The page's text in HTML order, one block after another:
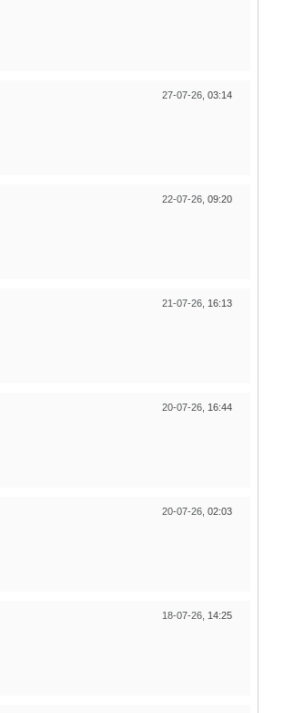
27-07-26, 03:14
22-07-26, 09:20
21-07-26, 16:13
20-07-26, 16:44
20-07-26, 02:03
18-07-26, 14:25